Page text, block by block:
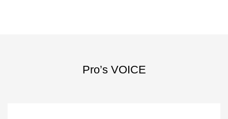
Pro’s VOICE